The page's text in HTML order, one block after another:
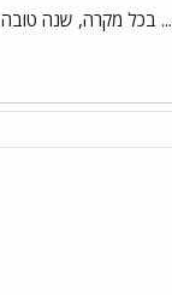
בכל מקרה, שנה טובה